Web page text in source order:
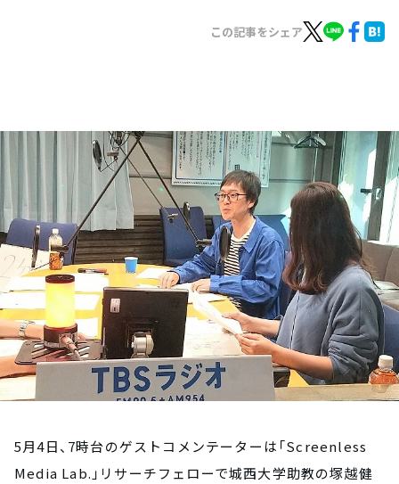
お知らせ
イベント・グッズ
YouTube
会社情報
この記事をシェア
5月4日、7時台のゲストコメンテーターは「Screenless
Media Lab.」リサーチフェローで城西大学助教の塚越健